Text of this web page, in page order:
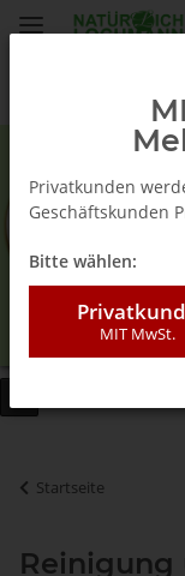
Startseite
Reinigung
Privatkunden
Geschäftskunden
Bitte wählen:
MIT MwSt.